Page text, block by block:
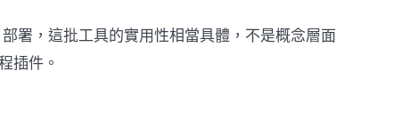
署，這批工具的實用性相當具體，不是概念層面
插件。